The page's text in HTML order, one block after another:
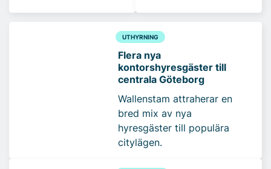
UTHYRNING
Flera nya
kontorshyresgäster till
centrala Göteborg
Wallenstam attraherar en
bred mix av nya
hyresgäster till populära
citylägen.